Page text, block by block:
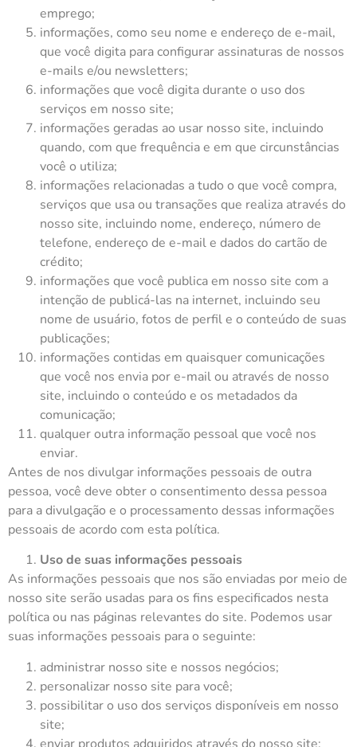
emprego;
informações, como seu nome e endereço de e-mail,
que você digita para configurar assinaturas de nossos
e-mails e/ou newsletters;
informações que você digita durante o uso dos
serviços em nosso site;
informações geradas ao usar nosso site, incluindo
quando, com que frequência e em que circunstâncias
você o utiliza;
informações relacionadas a tudo o que você compra,
serviços que usa ou transações que realiza através do
nosso site, incluindo nome, endereço, número de
telefone, endereço de e-mail e dados do cartão de
crédito;
informações que você publica em nosso site com a
intenção de publicá-las na internet, incluindo seu
nome de usuário, fotos de perfil e o conteúdo de suas
publicações;
informações contidas em quaisquer comunicações
que você nos envia por e-mail ou através de nosso
site, incluindo o conteúdo e os metadados da
comunicação;
qualquer outra informação pessoal que você nos
enviar.
Antes de nos divulgar informações pessoais de outra
pessoa, você deve obter o consentimento dessa pessoa
para a divulgação e o processamento dessas informações
pessoais de acordo com esta política.
Uso de suas informações pessoais
As informações pessoais que nos são enviadas por meio de
nosso site serão usadas para os fins especificados nesta
política ou nas páginas relevantes do site. Podemos usar
suas informações pessoais para o seguinte:
administrar nosso site e nossos negócios;
personalizar nosso site para você;
possibilitar o uso dos serviços disponíveis em nosso
site;